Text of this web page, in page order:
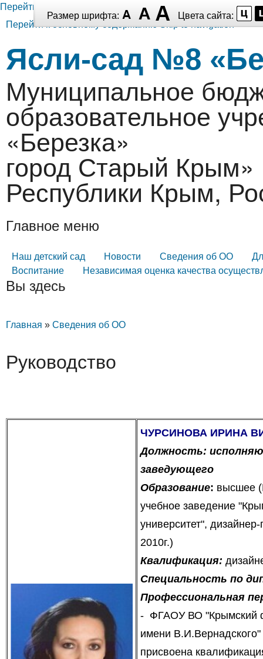
Перейти к основному содержанию
Размер шрифта:
Цвета сайта:
Перейти к основному содержанию Skip to navigation
Ясли-сад №8
Муниципальное
образовательное
«Березка»
город Старый Крым»
Республики Крым,
Главное меню
Наш детский сад Новости Сведения об ОО
Воспитание
Независимая оценка качества
Вы здесь
Главная » Сведения об ОО
Руководство
ЧУРСИНОВА ИРИНА
Должность:
заведующего
Образование: высшее
учебное заведение
университет",
2010г.)
Квалификация:
Специальность по
Профессиональная
- ФГАОУ ВО "Крымский
имени
присвоена